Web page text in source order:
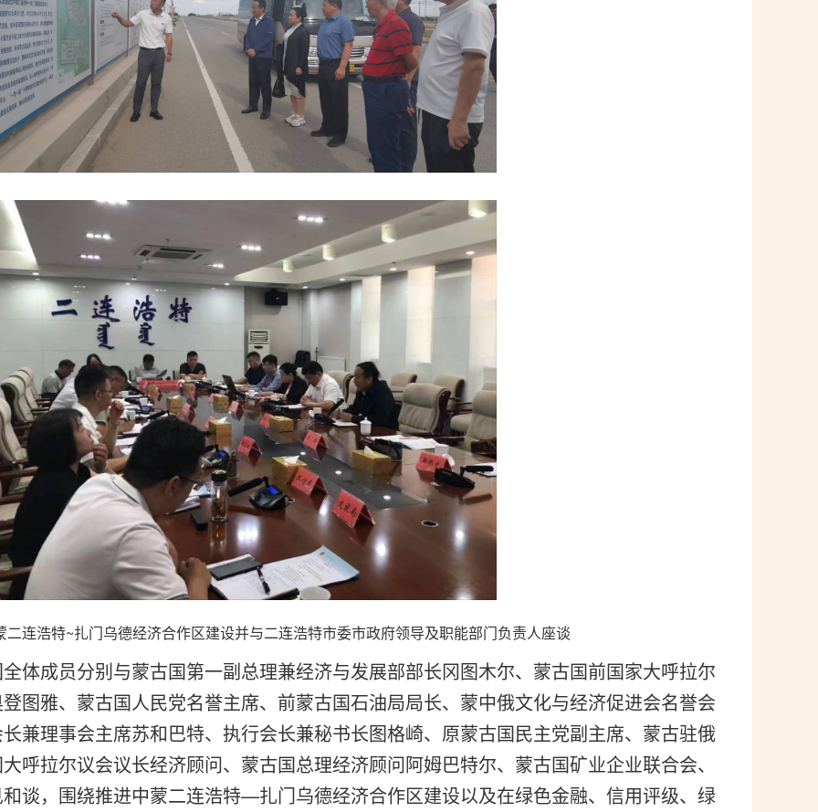
二连浩特~扎门乌德经济合作区建设并与二连浩特市委市政府领导及职能部门负责人座谈
体成员分别与蒙古国第一副总理兼经济与发展部部长冈图木尔、蒙古国前国家大呼拉尔
图雅、蒙古国人民党名誉主席、前蒙古国石油局局长、蒙中俄文化与经济促进会名誉会
兼理事会主席苏和巴特、执行会长兼秘书长图格崎、原蒙古国民主党副主席、蒙古驻俄
呼拉尔议会议长经济顾问、蒙古国总理经济顾问阿姆巴特尔、蒙古国矿业企业联合会、
谈，围绕推进中蒙二连浩特—扎门乌德经济合作区建设以及在绿色金融、信用评级、绿